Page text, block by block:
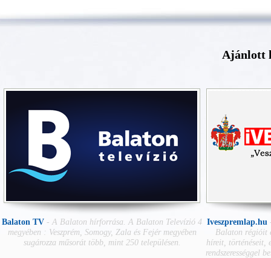
Ajánlott
Balaton TV - A Balaton hírforrása. A Balaton Televízió 4
megyében : Veszprém, Somogy, Zala és Fejér megyében
sugározza műsorát több, mint 250 településen.
Iveszpremlap.hu
Balaton régióit
híreit, történéseit,
rendszerességgel